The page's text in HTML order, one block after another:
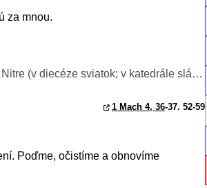
za mnou.
(v diecéze sviatok; v katedrále slávnosť)
1 Mach 4, 36-37. 52-59
Poďme, očistíme a obnovíme